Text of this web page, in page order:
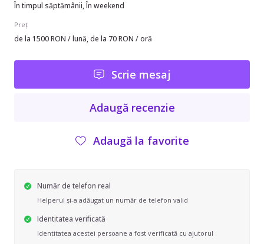
În timpul săptămânii, În weekend
Preț
de la 1500 RON / lună, de la 70 RON / oră
Scrie mesaj
Adaugă recenzie
Adaugă la favorite
Număr de telefon real
Helperul și-a adăugat un număr de telefon valid
Identitatea verificată
Identitatea acestei persoane a fost verificată cu ajutorul